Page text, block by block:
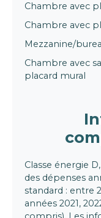
Chambre avec
Chambre avec
Mezzanine/
Chambre avec
placard mural
Classe énergie
des dépenses
standard : entre
années 2021,